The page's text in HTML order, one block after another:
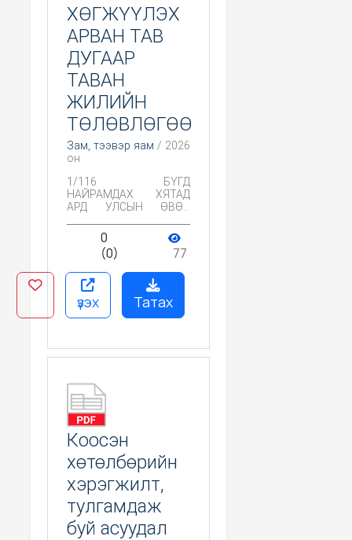
ХӨГЖҮҮЛЭХ
АРВАН ТАВ
ДУГААР
ТАВАН
ЖИЛИЙН
ТӨЛӨВЛӨГӨӨ
Зам, тээвэр яам / 2026
он
1/116 БҮГД
НАЙРАМДАХ ХЯТАД
АРД УЛСЫН ӨВӨР
ЗАСАХ ОРНЫ НИЙГЭМ,
ЭДИЙН ЗАСГИЙГ
ХӨГЖҮҮЛЭХ АРВАН
ТАВ ДУГААР ТАВАН
ЖИЛИЙН
ТӨЛӨВЛӨГӨӨНИЙ
ОРЧУУЛГА ГХЯ
0
(0)
77
үзэх Татах
Коосэн
хөтөлбөрийн
хэрэгжилт,
тулгамдаж
буй асуудал